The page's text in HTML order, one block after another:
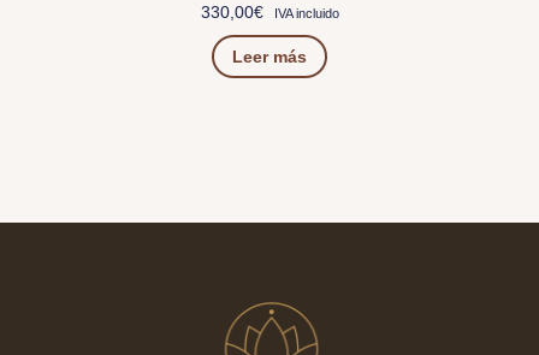
330,00€ IVA incluido
Leer más